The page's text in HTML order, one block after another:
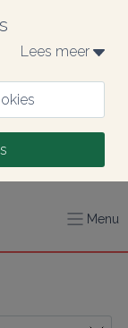
Lees meer
Menu